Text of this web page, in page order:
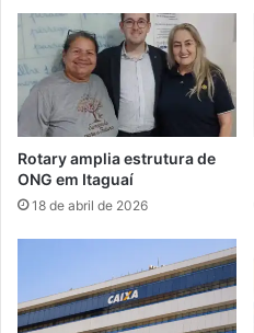
r
n
h
a
v
a
g
s
e
e
r
Rotary amplia estrutura de
ONG em Itaguaí
18 de abril de 2026